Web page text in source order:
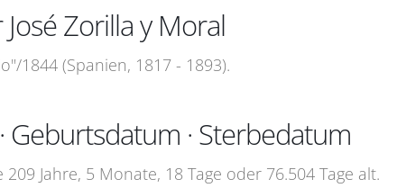
Zorilla y Moral
1844 (Spanien, 1817 - 1893).
Geburtsdatum · Sterbedatum
Jahre, 5 Monate, 18 Tage oder 76.504 Tage alt.